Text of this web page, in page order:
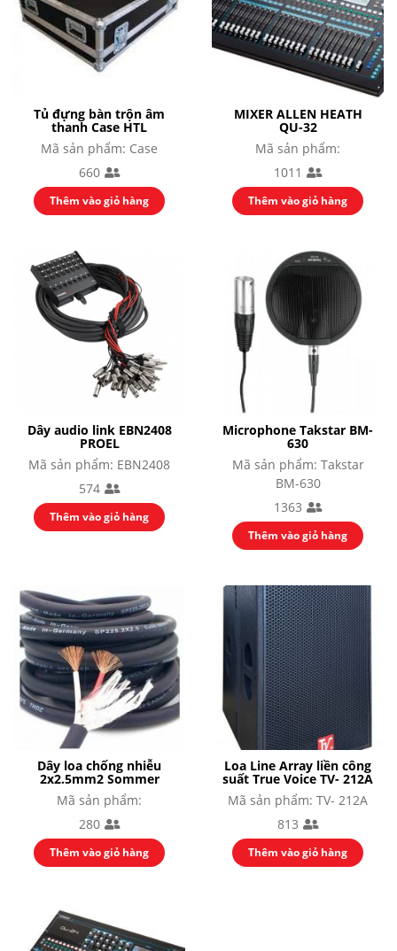
Tủ đựng bàn trộn âm
thanh Case HTL
Mã sản phẩm: Case
660
Thêm vào giỏ hàng
MIXER ALLEN HEATH
QU-32
Mã sản phẩm:
1011
Thêm vào giỏ hàng
Dây audio link EBN2408
PROEL
Mã sản phẩm: EBN2408
574
Thêm vào giỏ hàng
Microphone Takstar BM-
630
Mã sản phẩm: Takstar
BM-630
1363
Thêm vào giỏ hàng
Dây loa chống nhiễu
2x2.5mm2 Sommer
Mã sản phẩm:
280
Thêm vào giỏ hàng
Loa Line Array liền công
suất True Voice TV- 212A
Mã sản phẩm: TV- 212A
813
Thêm vào giỏ hàng